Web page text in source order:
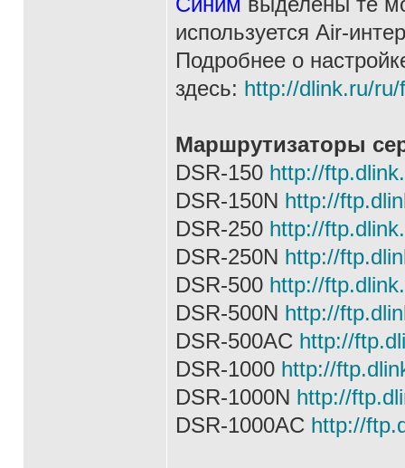
используется Air-
Подробнее о
здесь: http://dlink.ru/
Маршрутизаторы
DSR-150 http://
DSR-150N http://
DSR-250 http://
DSR-250N http://
DSR-500 http://
DSR-500N http://
DSR-500AC http://
DSR-1000 http://
DSR-1000N http://
DSR-1000AC http://